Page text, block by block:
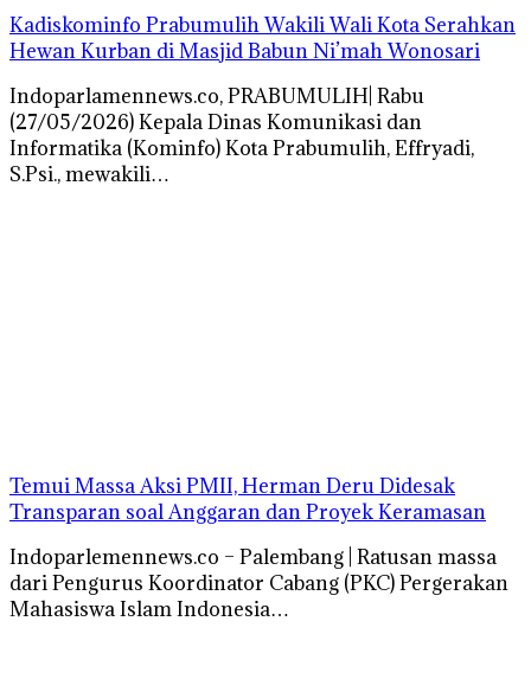
Kadiskominfo Prabumulih Wakili Wali Kota Serahkan
Hewan Kurban di Masjid Babun Ni’mah Wonosari
Indoparlamennews.co, PRABUMULIH| Rabu
(27/05/2026) Kepala Dinas Komunikasi dan
Informatika (Kominfo) Kota Prabumulih, Effryadi,
S.Psi., mewakili…
Temui Massa Aksi PMII, Herman Deru Didesak
Transparan soal Anggaran dan Proyek Keramasan
Indoparlemennews.co – Palembang | Ratusan massa
dari Pengurus Koordinator Cabang (PKC) Pergerakan
Mahasiswa Islam Indonesia…